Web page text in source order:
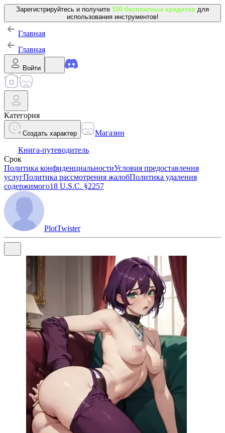
Зарегистрируйтесь и получите 100 бесплатных кредитов для
использования инструментов!
Главная
Главная
Войти
Категория
Создать характер
Магазин
Книга-путеводитель
Срок
Политика конфиденциальностиУсловия предоставления
услугПолитика рассмотрения жалобПолитика удаления
содержимого18 U.S.C. §2257
PlotTwister